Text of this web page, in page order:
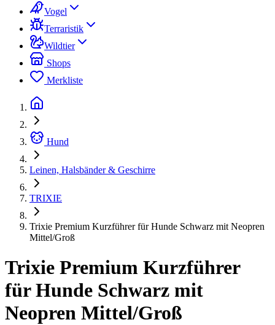
Vogel
Terraristik
Wildtier
Shops
Merkliste
Hund
Leinen, Halsbänder & Geschirre
TRIXIE
Trixie Premium Kurzführer für Hunde Schwarz mit Neopren
Mittel/Groß
Trixie Premium Kurzführer
für Hunde Schwarz mit
Neopren Mittel/Groß